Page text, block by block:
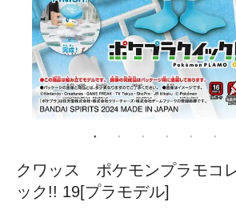
クワッス ポケモンプラモコ
ック!! 19[プラモデル]